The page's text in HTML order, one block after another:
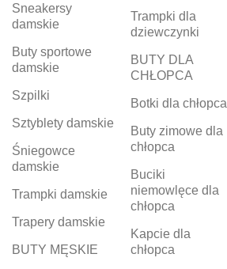
Sneakersy
damskie
Buty sportowe
damskie
Szpilki
Sztyblety damskie
Śniegowce
damskie
Trampki damskie
Trapery damskie
BUTY MĘSKIE
Trampki dla
dziewczynki
BUTY DLA
CHŁOPCA
Botki dla chłopca
Buty zimowe dla
chłopca
Buciki
niemowlęce dla
chłopca
Kapcie dla
chłopca